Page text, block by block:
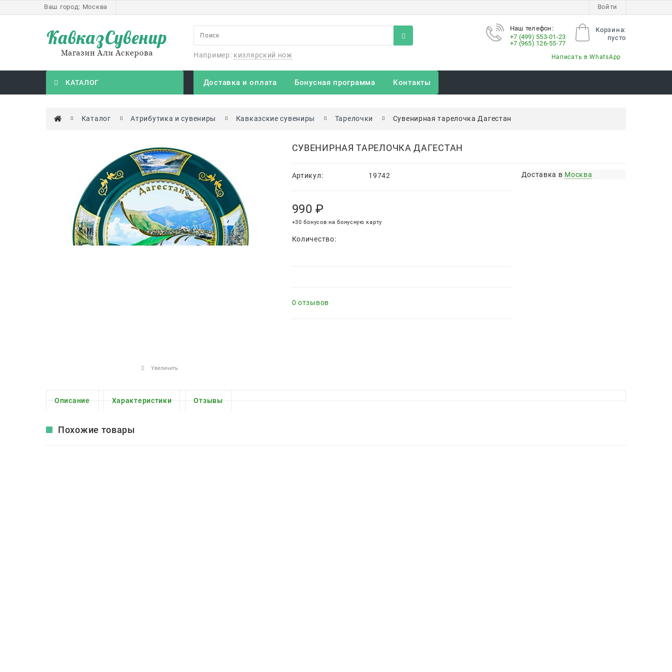
Ваш город: Москва Войти
Например: кизлярский нож
Корзина:
пусто
Наш телефон:
+7 (499) 553-01-23
+7 (965) 126-55-77
Написать в WhatsApp
КАТАЛОГ Доставка и оплата Бонусная программа Контакты
Каталог Атрибутика и сувениры Кавказские сувениры Тарелочки Сувенирная тарелочка Дагестан
Увеличить
СУВЕНИРНАЯ ТАРЕЛОЧКА ДАГЕСТАН
Артикул: 19742
990 ₽
+30 бонусов на бонусную карту
Количество:
0 отзывов
Доставка в Москва
Описание Характеристики Отзывы
Похожие товары